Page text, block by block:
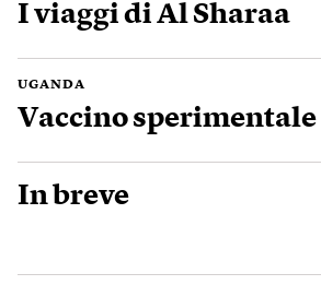
I viaggi di Al Sharaa
UGANDA
Vaccino sperimentale
In breve